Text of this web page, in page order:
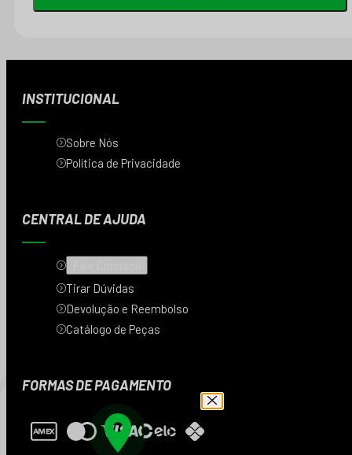
INSTITUCIONAL
Sobre Nós
Política de Privacidade
CENTRAL DE AJUDA
Tirar Dúvidas
Devolução e Reembolso
Catálogo de Peças
FORMAS DE PAGAMENTO